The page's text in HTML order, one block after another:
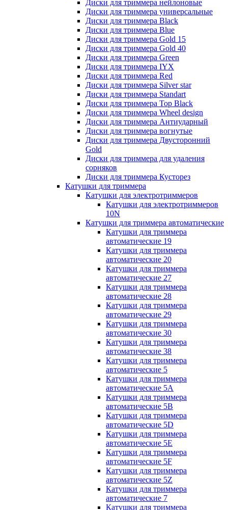
Диски для триммера нейлоновые
Диски для триммера универсальные
Диски для триммера Black
Диски для триммера Blue
Диски для триммера Gold 15
Диски для триммера Gold 40
Диски для триммера Green
Диски для триммера IYX
Диски для триммера Red
Диски для триммера Silver star
Диски для триммера Standart
Диски для триммера Top Black
Диски для триммера Wheel design
Диски для триммера Антиударный
Диски для триммера вогнутые
Диски для триммера Двусторонний
Gold
Диски для триммера для удаления
сорняков
Диски для триммера Кусторез
Катушки для триммера
Катушки для электротриммеров
Катушки для электротриммеров
10N
Катушки для триммера автоматические
Катушки для триммера
автоматические 19
Катушки для триммера
автоматические 20
Катушки для триммера
автоматические 27
Катушки для триммера
автоматические 28
Катушки для триммера
автоматические 29
Катушки для триммера
автоматические 30
Катушки для триммера
автоматические 38
Катушки для триммера
автоматические 5
Катушки для триммера
автоматические 5A
Катушки для триммера
автоматические 5B
Катушки для триммера
автоматические 5D
Катушки для триммера
автоматические 5E
Катушки для триммера
автоматические 5F
Катушки для триммера
автоматические 5Z
Катушки для триммера
автоматические 7
Катушки для триммера